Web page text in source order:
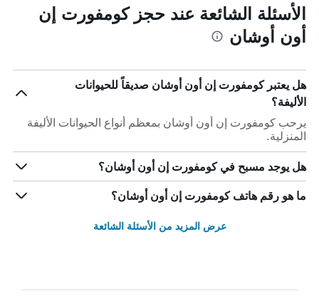
الأسئلة الشائعة عند حجز كومفورت إن
أون أوشان
هل يعتبر كومفورت إن أون أوشان صديقاً للحيوانات
الأليفة؟
يرحب كومفورت إن أون أوشان بمعظم أنواع الحيوانات الأليفة
المنزلية.
هل يوجد مسبح في كومفورت إن أون أوشان؟
ما هو رقم هاتف كومفورت إن أون أوشان؟
عرض المزيد من الأسئلة الشائعة